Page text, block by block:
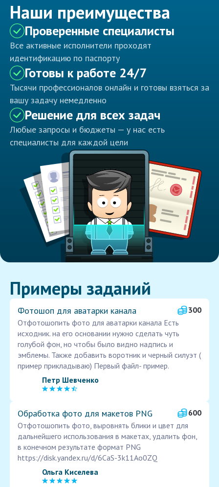
Наши преимущества
Проверенные специалисты
Все активные исполнители проходят
идентификацию по паспорту
Готовы к работе 24/7
Тысячи профессионалов онлайн и готовы взяться за
вашу задачу немедленно
Решение для всех задач
Любые запросы и бюджеты — у нас есть
специалисты для каждой цели
Примеры заданий
Фотошоп для аватарки канала
300
Отфотошопить фото для аватарки канала Есть
исходник. на его основании нужно сделать чуть
голубой фон, но чтобы было видно надпись и
эмблемы. Также добавить воротник и черный силуэт (
пример прикладываю) Первый файл- пример.
Петр Шевченко
Обработка фото для макетов PNG
600
Отфотошопить фото, выровнять блики и цвет для
дальнейшего использования в макетах, удалить фон,
в конечном результате формат PNG
https://disk.yandex.ru/d/6CaS-3k11Ao0ZQ
Ольга Киселева